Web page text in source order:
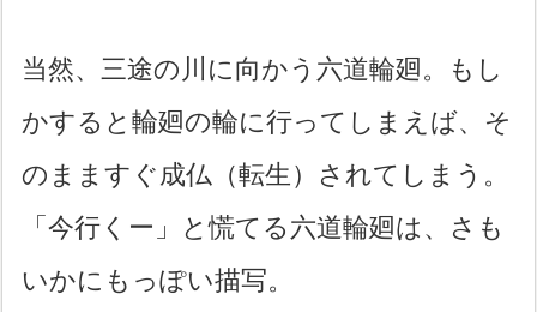
当然、三途の川に向かう六道輪廻。もし
かすると輪廻の輪に行ってしまえば、そ
のまますぐ成仏（転生）されてしまう。
「今行くー」と慌てる六道輪廻は、さも
いかにもっぽい描写。